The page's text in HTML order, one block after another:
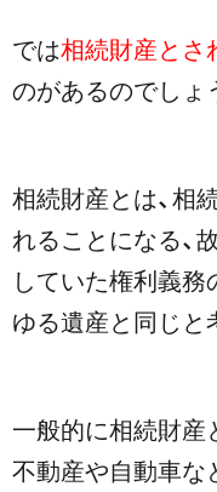
では相続財産とさ
のがあるのでしょ
相続財産とは、相
れることになる、
していた権利義
ゆる遺産と同じと
一般的に相続財産
不動産や自動車な